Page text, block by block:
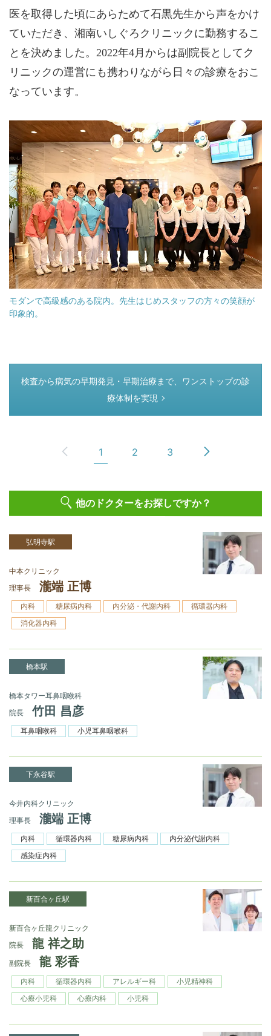
医を取得した頃にあらためて石黒先生から声をかけ
ていただき、湘南いしぐろクリニックに勤務するこ
とを決めました。2022年4月からは副院長としてク
リニックの運営にも携わりながら日々の診療をおこ
なっています。
モダンで高級感のある院内。先生はじめスタッフの方々の笑顔が
印象的。
つぎのページ
検査から病気の早期発見・早期治療まで、ワンストップの診
療体制を実現
1 2 3
他のドクターをお探しですか？
弘明寺駅
中本クリニック
理事長
瀧端 正博
内科 糖尿病内科 内分泌・代謝内科
循環器内科
消化器内科
橋本駅
橋本タワー耳鼻咽喉科
院長
竹田 昌彦
耳鼻咽喉科 小児耳鼻咽喉科
下永谷駅
今井内科クリニック
理事長
瀧端 正博
内科 循環器内科 糖尿病内科
内分泌代謝内科
感染症内科
新百合ヶ丘駅
新百合ヶ丘龍クリニック
院長
龍 祥之助
副院長 龍 彩香
内科 循環器内科 アレルギー科
小児精神科
心療小児科
心療内科 小児科